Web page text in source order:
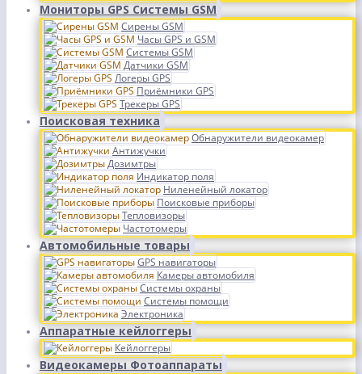
Мониторы GPS Системы GSM
Сирены GSM
Часы GPS и GSM
Системы GSM
Датчики GSM
Логеры GPS
Приёмники GPS
Трекеры GPS
Поисковая техника
Обнаружители видеокамер
Антижучки
Дозимтры
Индикатор поля
Ниленейный локатор
Поисковые приборы
Тепловизоры
Частотомеры
Автомобильные товары
GPS навигаторы
Камеры автомобиля
Системы охраны
Системы помощи
Электроника
Аппаратные кейлоггеры
Кейлоггеры
Видеокамеры Фотоаппараты